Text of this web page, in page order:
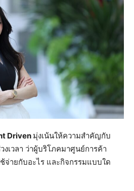
Driven มุ่งเน้นให้ความสำคัญกับ
เวลา ว่าผู้บริโภคมาศูนย์การค้า
ช้จ่ายกับอะไร และกิจกรรมแบบใด